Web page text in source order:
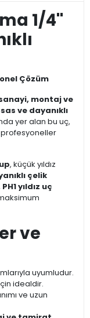
1/4''
Çözüm
montaj ve
ve dayanıklı
yer alan bu uç,
, küçük yıldız
çelik
PH1 yıldız uç
ve
uyumludur.
idealdir.
ve uzun